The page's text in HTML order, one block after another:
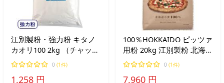
江別製粉・強力粉 キタノ
カオリ100 2kg （チャック
袋）｜小麦粉0 (1件)
1,258 円
100％HOKKAIDO ピッツァ
用粉 20kg 江別製粉 北海道
産 国産 強力粉 小麦粉 業
務用 送料無料（沖縄・離
島を除く）
0 (1件)
7,960 円